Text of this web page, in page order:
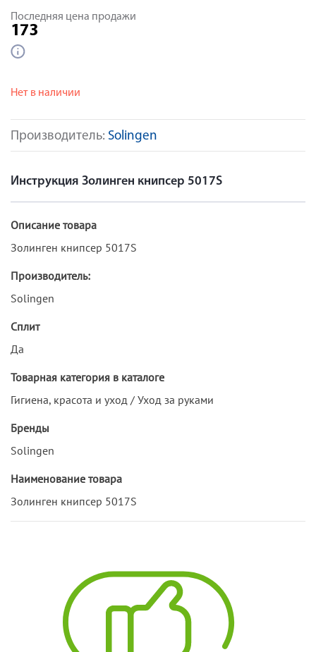
Производитель: Solingen
Последняя цена продажи
173
Нет в наличии
Инструкция Золинген книпсер 5017S
Описание товара
Золинген книпсер 5017S
Производитель:
Solingen
Сплит
Да
Товарная категория в каталоге
Гигиена, красота и уход / Уход за руками
Бренды
Solingen
Наименование товара
Золинген книпсер 5017S